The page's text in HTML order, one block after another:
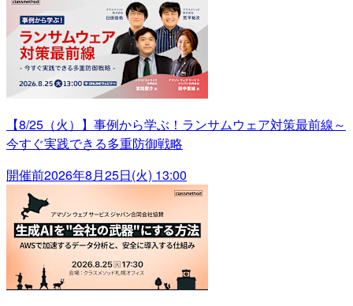
【8/25（火）】事例から学ぶ！ランサムウェア対策最前線～
今すぐ実践できる多重防御戦略
開催前2026年8月25日(火) 13:00